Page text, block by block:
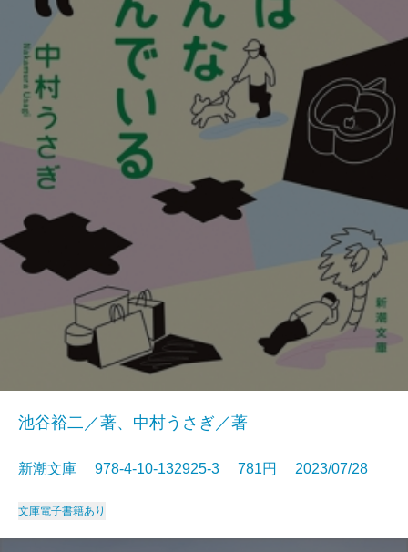
池谷裕二／著、中村うさぎ／著
新潮文庫 978-4-10-132925-3 781円 2023/07/28
文庫電子書籍あり